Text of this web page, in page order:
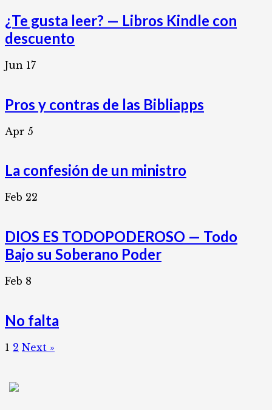
¿Te gusta leer? — Libros Kindle con
descuento
Jun 17
Pros y contras de las Bibliapps
Apr 5
La confesión de un ministro
Feb 22
DIOS ES TODOPODEROSO — Todo
Bajo su Soberano Poder
Feb 8
No falta
1 2 Next »